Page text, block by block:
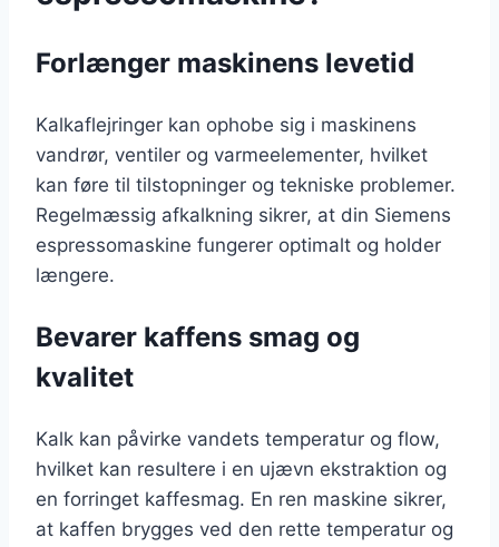
Forlænger maskinens levetid
Kalkaflejringer kan ophobe sig i maskinens
vandrør, ventiler og varmeelementer, hvilket
kan føre til tilstopninger og tekniske problemer.
Regelmæssig afkalkning sikrer, at din Siemens
espressomaskine fungerer optimalt og holder
længere.
Bevarer kaffens smag og
kvalitet
Kalk kan påvirke vandets temperatur og flow,
hvilket kan resultere i en ujævn ekstraktion og
en forringet kaffesmag. En ren maskine sikrer,
at kaffen brygges ved den rette temperatur og